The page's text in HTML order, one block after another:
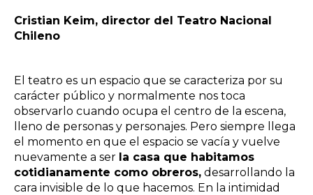
Cristian Keim, director del Teatro Nacional
Chileno
El teatro es un espacio que se caracteriza por su
carácter público y normalmente nos toca
observarlo cuando ocupa el centro de la escena,
lleno de personas y personajes. Pero siempre llega
el momento en que el espacio se vacía y vuelve
nuevamente a ser la casa que habitamos
cotidianamente como obreros, desarrollando la
cara invisible de lo que hacemos. En la intimidad